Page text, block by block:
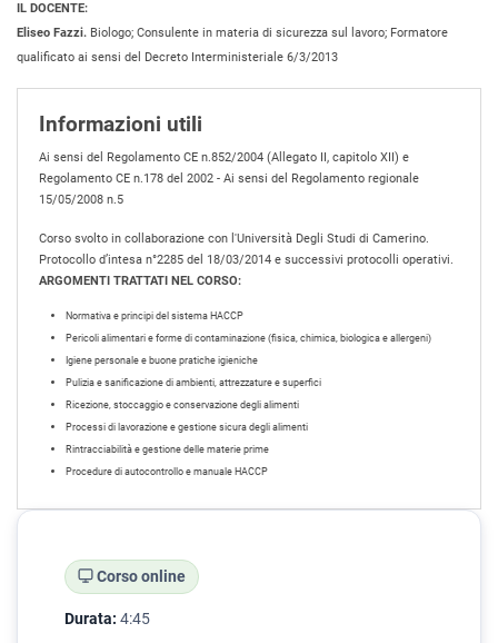
IL DOCENTE:
Eliseo Fazzi. Biologo; Consulente in materia di sicurezza sul lavoro; Formatore
qualificato ai sensi del Decreto Interministeriale 6/3/2013
Informazioni utili
Ai sensi del Regolamento CE n.852/2004 (Allegato II, capitolo XII) e
Regolamento CE n.178 del 2002 - Ai sensi del Regolamento regionale
15/05/2008 n.5
Corso svolto in collaborazione con l'Università Degli Studi di Camerino.
Protocollo d’intesa n°2285 del 18/03/2014 e successivi protocolli operativi.
ARGOMENTI TRATTATI NEL CORSO:
Normativa e principi del sistema HACCP
Pericoli alimentari e forme di contaminazione (fisica, chimica, biologica e allergeni)
Igiene personale e buone pratiche igieniche
Pulizia e sanificazione di ambienti, attrezzature e superfici
Ricezione, stoccaggio e conservazione degli alimenti
Processi di lavorazione e gestione sicura degli alimenti
Rintracciabilità e gestione delle materie prime
Procedure di autocontrollo e manuale HACCP
Corso online
Durata: 4:45